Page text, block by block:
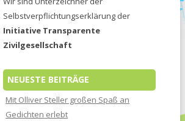
Selbstverpflichtungserklärung der
Initiative Transparente
Zivilgesellschaft
NEUESTE BEITRÄGE
Mit Olliver Steller großen Spaß an
Gedichten erlebt